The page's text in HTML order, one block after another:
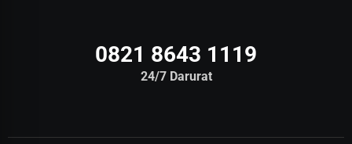
0821 8643 1119
24/7 Darurat